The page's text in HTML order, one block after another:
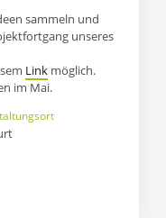
sammeln und
unseres
Linkmöglich.
im Mai.